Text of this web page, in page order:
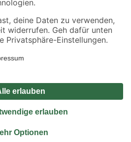
MwSt.. Die dargestellten Angebote sind unter
Die angegebenen Verfügbarkeiten beziehen
gilt nicht für Artikel mit Speditionsversand, hier
Impressum
Vertrag widerrufen